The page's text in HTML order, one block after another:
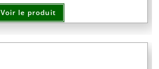
Voir le produit